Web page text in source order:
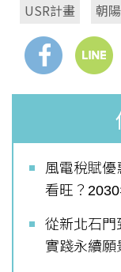
USR計畫 朝
風電稅賦優
看旺？
從新北石門
實踐永續願